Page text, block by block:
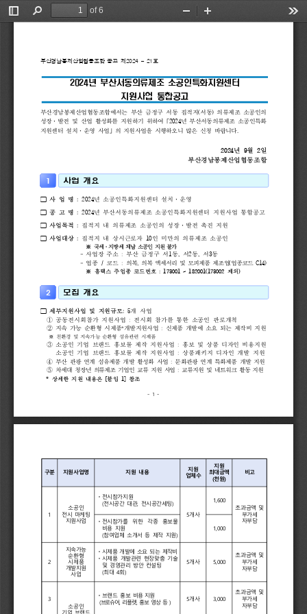
Toggle
Find
of 6
Zoom
1
부산경남봉제산업협동조합 공고 제 2024 – 21 호
2024년 부산서동의류제조 소공인특화지원센터
지원사업 통합공고
부산경남봉제산업협동조합에서는 부산 금정구 서동 집적지(서동) 의류제조 소공인의
성장· 발전 및 산업 활성화를 지원하기 위하여 「2024년 부산서동의류제조 소공인특화
지원센터 설치 · 운영 사업 」 의 지원사업을 시행하오니 많은 신청 바랍니다.
2024년 9월 2일
부산경남봉제산업협동조합
1 사업 개요
 사 업 명 : 2024년 소공인특화지원센터 설치
운영

공 고 명 : 2024년 부산서동의류제조 소공인특화지원센터 지원사업 통합공고

사업목적 : 집적지 내 의류제조 소공인의 성장· 발전 촉진 지원

사업대상 : 집적지 내 상시근로자 10인 미만의 의류제조 소공인
※ 국세 · 지방세 체납 소공인 지원 불가
- 사업장 주소 : 부산 금정구 서 1동, 서2동, 서 3동
- 업종 / 코드 : 의복, 의복 액세서리 및 모피제품 제조업(업종코드 C14)
※ 홈택스 주업종 코드번호 : 173001 ~ 182001(173002 제외)
2 모집 개요
 세부지원사업 및 지원규모: 5개 사업
① 공동전시회참가 지원사업 : 전시회 참가를 통한 소공인
판로개척
② 지속 가능 순환형 시제품*개발지원사업 : 신제품 개발에 소요 되는 제작비 지원
※ 친환경 및 지속가능 순환형 섬유관련 시제품
③ 소공인 기업 브랜드 홍보물 제작 지원사업 : 홍보 및 상품 디자인 비용지원
소공인 기업 브랜드 홍보물 제작 지원사업 : 상품패키지 디자인 개발 지원
④ 부산 관광 연계 섬유제품 개발 활성화 사업 : 문화관광 연계 특화제품 개발 지원
⑤ 차세대 청장년 의류제조 기업인 교류 지원 사업 : 교류지원 및 네트워크 활동 지원
* 상세한 지원 내용은 [붙임 1] 참조
구분 지원사업명 지원 내용
지원
업체수
지원
최대금액
(천원)
비고
1
소공인
전시 마케팅
지원사업
ᆞ전시참가지원
(전시공간 대관, 전시공간세팅)
5개사
1,600
초과금액 및
부가세
자부담
ᆞ전시참가를 위한 각종
홍보물
비용
지원
(참여업체 소개서 등 제작 지원)
1,000
2
지속가능
순환형
시제품
개발지원
사업
ᆞ 시제품 개발에 소요 되는 제작비
ᆞ시제품 개발관련 현장맞춤 기술
및 경영관리 방안 컨설팅
(최대 4회)
5개사 5,000
초과금액 및
부가세
자부담
3
소공인
기업 브랜드
ᆞ브랜드 홍보 비용 지원
(브로슈어, 리플렛, 홍보 영상 등 )
5개사 3,000
초과금액 및
부가세
자부담